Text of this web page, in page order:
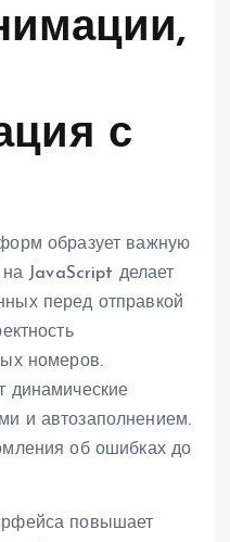
с
образует важную
на JavaScript делает
перед отправкой
номеров.
динамические
и автозаполнением.
об ошибках до
повышает